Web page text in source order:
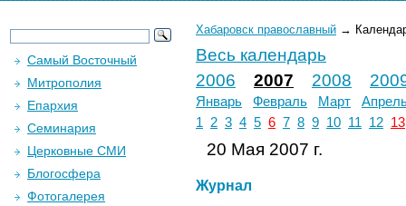
Хабаровск православный →
Весь календарь
2006
2007 2008
Январь Февраль Март
1
2 3 4 5 6 7 8 9 10 11 12 13
20 Мая 2007 г.
Журнал
Самый Восточный
Митрополия
Епархия
Семинария
Церковные СМИ
Блогосфера
Фотогалерея